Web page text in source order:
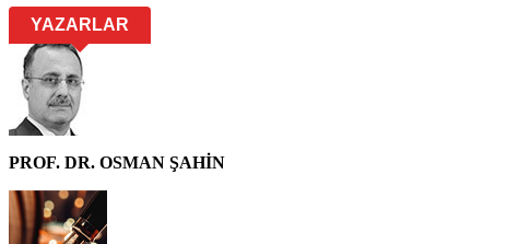
YAZARLAR
PROF. DR. OSMAN ŞAHİN